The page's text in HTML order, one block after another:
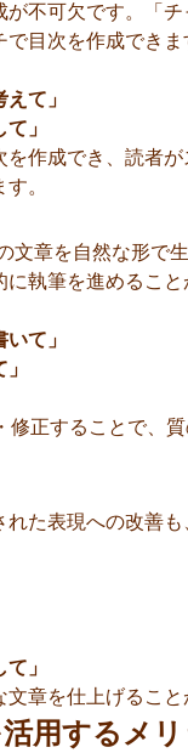
不可欠です。「
目次を作成できま
て」
」
作成でき、読者
。
文章を自然な形で
執筆を進めること
て」
正することで、
た表現への改善も
」
章を仕上げること
用するメリ